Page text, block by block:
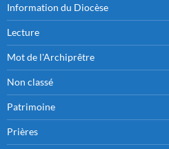
Information du Diocèse
Lecture
Mot de l'Archiprêtre
Non classé
Patrimoine
Prières